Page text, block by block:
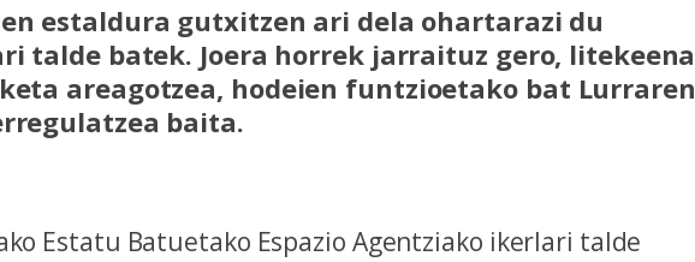
estaldura gutxitzen ari dela ohartarazi du
talde batek. Joera horrek jarraituz gero, litekeena
areagotzea, hodeien funtzioetako bat Lurraren
baita.
Estatu Batuetako Espazio Agentziako ikerlari talde